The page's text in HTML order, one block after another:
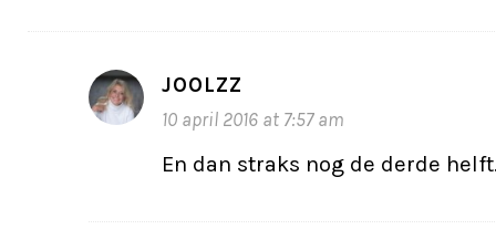
JOOLZZ
10 april 2016 at 7:57 am
En dan straks nog de derde